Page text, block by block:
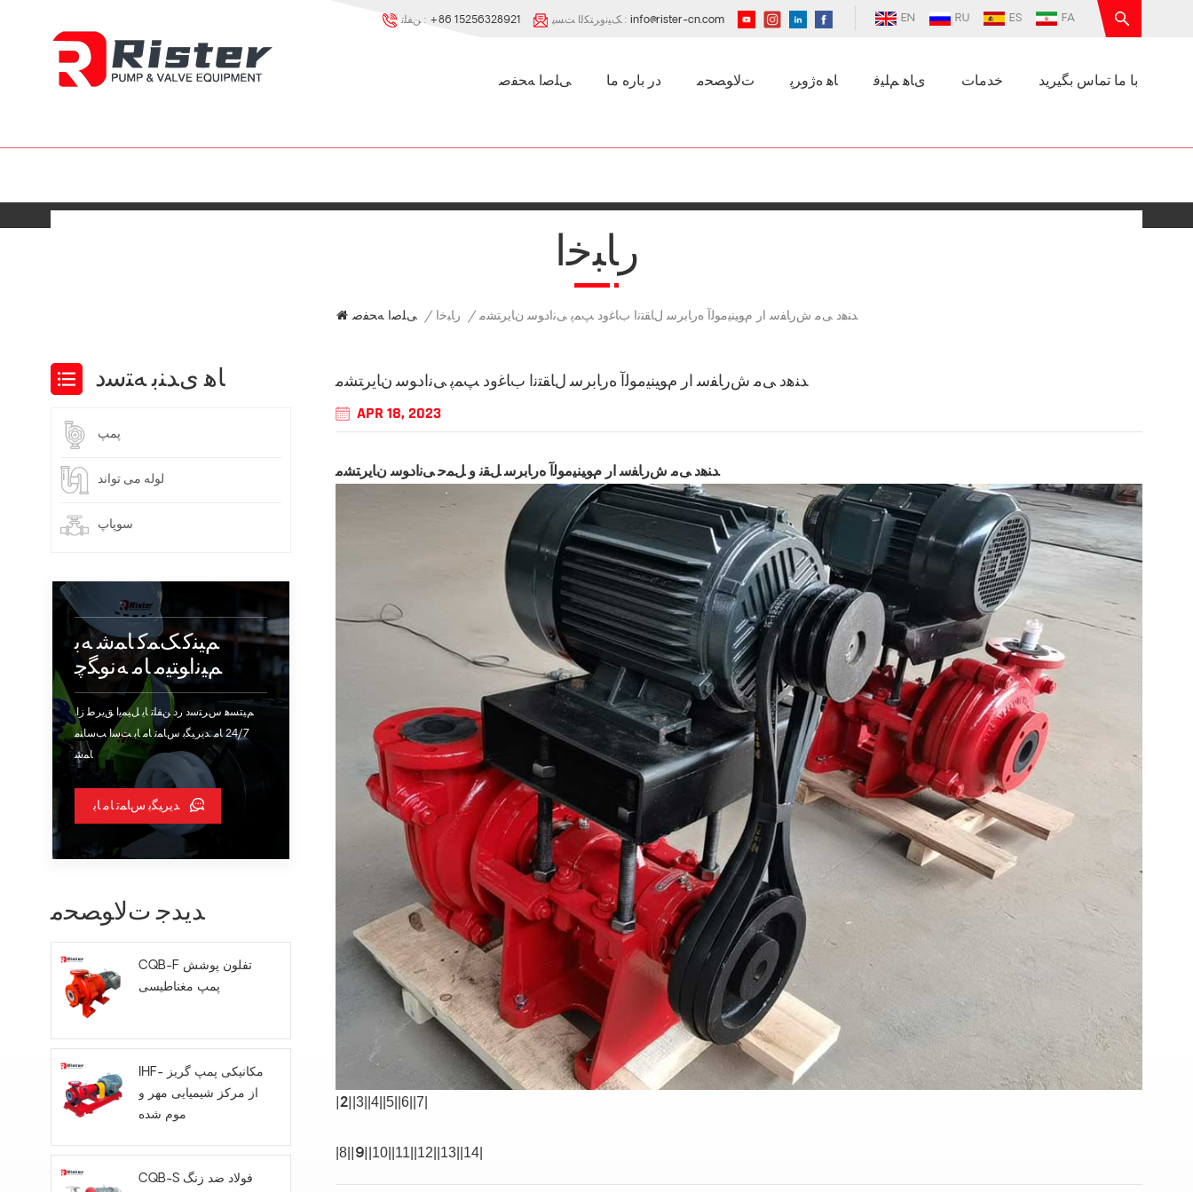
EN RU ES FA ﻦﻔﻠﺗ : +86 15256328921 ﮏﯿﻧﻭﺮﺘﮑﻟﺍ ﺖﺴﭘ : info@rister-cn.com
ﯽﻠﺻﺍ ﻪﺤﻔﺻ در باره ما ﺕﻻ ﻮﺼﺤﻣ ﺎﻫ ﻩﮊﻭﺮﭘ ﯼﺎﻫ ﻢﻠﯿﻓ خدمات با ما تماس بگیرید
ﺭﺎﺒﺧﺍ
ﯽﻠﺻﺍ ﻪﺤﻔﺻ / ﺭﺎﺒﺧﺍ / ﺪﻨﻫﺩ ﯽﻣ ﺵﺭﺎﻔﺳ ﺍﺭ ﻡﻮﯿﻨﯿﻣﻮﻟﺁ ﻩﺭﺎﺑﺮﺳ ﻝﺎﻘﺘﻧﺍ ﺏﺎﻏﻭﺩ ﭗﻤﭘ ﯽﻧﺍﺩﻮﺳ ﻥﺎﯾﺮﺘﺸﻣ
ﺪﻨﻫﺩ ﯽﻣ ﺵﺭﺎﻔﺳ ﺍﺭ ﻡﻮﯿﻨﯿﻣﻮﻟﺁ ﻩﺭﺎﺑﺮﺳ ﻝﺎﻘﺘﻧﺍ ﺏﺎﻏﻭﺩ ﭗﻤﭘ ﯽﻧﺍﺩﻮﺳ ﻥﺎﯾﺮﺘﺸﻣ
APR 18, 2023
ﺪﻨﻫﺩ ﯽﻣ ﺵﺭﺎﻔﺳ ﺍﺭ ﻡﻮﯿﻨﯿﻣﻮﻟﺁ ﻩﺭﺎﺑﺮﺳ ﻞﻘﻧ ﻭ ﻞﻤﺣ ﯽﻧﺍﺩﻮﺳ ﻥﺎﯾﺮﺘﺸﻣ
|2| |3| |4| |5| |6| |7|
|8| |9| |10| |11| |12| |13| |14|
ﺎﻫ ﯼﺪﻨﺑ ﻪﺘﺳﺩ
پمپ
لوله می تواند
سوپاپ
ﻢﯿﻨﮐ ﮏﻤﮐ ﺎﻤﺷ ﻪﺑ
ﻢﯿﻧﺍﻮﺘﯿﻣ ﺎﻣ ﻪﻧﻮﮕﭼ
.ﻢﯿﺘﺴﻫ ﺱﺮﺘﺳﺩ ﺭﺩ ﻦﻔﻠﺗ ﺎﯾ ﻞﯿﻤﯾﺍ ﻖﯾﺮﻃ ﺯﺍ
24/7 ﺎﻣ .ﺪﯾﺮﯿﮕﺑ ﺱﺎﻤﺗ ﺎﻣ ﺎﺑ ﺖﺳﺍ ﺐﺳﺎﻨﻣ
ﺎﻤﺷ
ﺪﯾﺮﯿﮕﺑ ﺱﺎﻤﺗ ﺎﻣ ﺎﺑ
ﺪﯾﺪﺟ ﺕﻻ ﻮﺼﺤﻣ
CQB-F تفلون پوشش
پمپ مغناطیسی
IHF- مکانیکی پمپ گریز
از مرکز شیمیایی مهر و
موم شده
CQB-S فولاد ضد زنگ